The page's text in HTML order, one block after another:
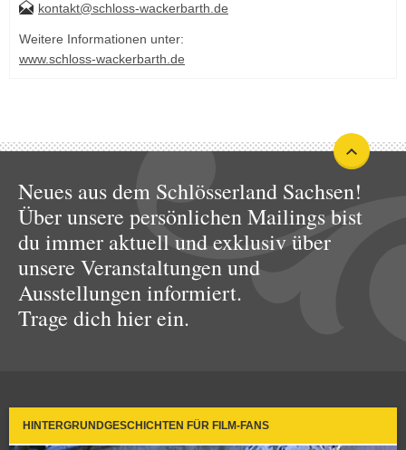
kontakt@schloss-wackerbarth.de
Weitere Informationen unter:
www.schloss-wackerbarth.de
Neues aus dem Schlösserland Sachsen!
Über unsere persönlichen Mailings bist
du immer aktuell und exklusiv über
unsere Veranstaltungen und
Ausstellungen informiert.
Trage dich hier ein.
HINTERGRUNDGESCHICHTEN FÜR FILM-FANS